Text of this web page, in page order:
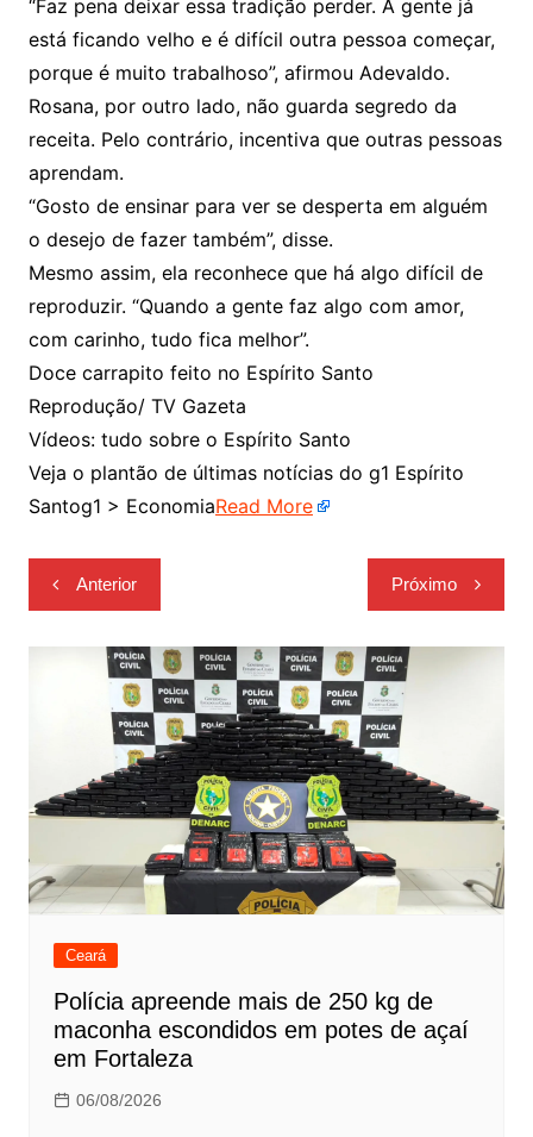
“Faz pena deixar essa tradição perder. A gente já
está ficando velho e é difícil outra pessoa começar,
porque é muito trabalhoso”, afirmou Adevaldo.
Rosana, por outro lado, não guarda segredo da
receita. Pelo contrário, incentiva que outras pessoas
aprendam.
“Gosto de ensinar para ver se desperta em alguém
o desejo de fazer também”, disse.
Mesmo assim, ela reconhece que há algo difícil de
reproduzir. “Quando a gente faz algo com amor,
com carinho, tudo fica melhor”.
Doce carrapito feito no Espírito Santo
Reprodução/ TV Gazeta
Vídeos: tudo sobre o Espírito Santo
Veja o plantão de últimas notícias do g1 Espírito
Santog1 > EconomiaRead More
Navegação
de
Post
Anterior Próximo
Ceará
Polícia apreende mais de 250 kg de
maconha escondidos em potes de açaí
em Fortaleza
06/08/2026